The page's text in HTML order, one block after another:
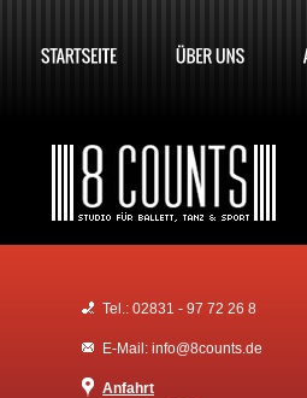
Tel.: 02831 - 97 72 26 8
E-Mail: info@8counts.de
Anfahrt